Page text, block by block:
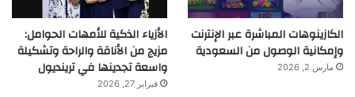
الكازينوهات المباشرة عبر الإنترنت
وإمكانية الوصول من السعودية
مارس 2, 2026
الأزياء الذكية للأمهات الحوامل:
مزيج من الأناقة والراحة وتشكيلة
واسعة تجدينها في ترينديول
فبراير 27, 2026